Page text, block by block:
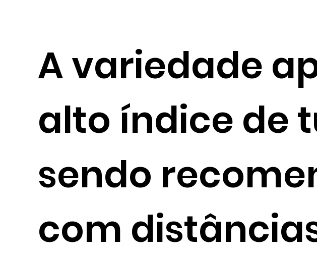
A variedade
alto índice de
sendo
com